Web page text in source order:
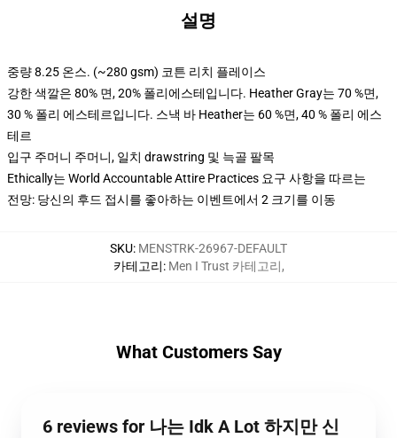
설명
중량 8.25 온스. (~280 gsm) 코튼 리치 플레이스
강한 색깔은 80% 면, 20% 폴리에스테입니다. Heather Gray는 70 %면,
30 % 폴리 에스테르입니다. 스낵 바 Heather는 60 %면, 40 % 폴리 에스
테르
입구 주머니 주머니, 일치 drawstring 및 늑골 팔목
Ethically는 World Accountable Attire Practices 요구 사항을 따르는
전망: 당신의 후드 접시를 좋아하는 이벤트에서 2 크기를 이동
SKU: MENSTRK-26967-DEFAULT
카테고리: Men I Trust 카테고리,
What Customers Say
6 reviews for 나는 Idk A Lot 하지만 신